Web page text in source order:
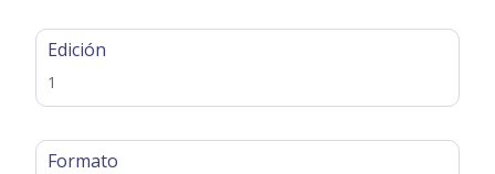
Edición
1
Formato